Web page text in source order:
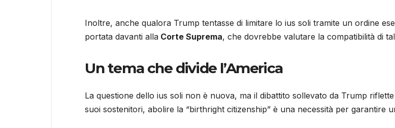
Inoltre, anche qualora Trump tentasse di limitare lo ius soli tramite un ordine
portata davanti alla Corte Suprema, che dovrebbe valutare la compatibilità di
Un tema che divide l’America
La questione dello ius soli non è nuova, ma il dibattito sollevato da Trump riflette
suoi sostenitori, abolire la “birthright citizenship” è una necessità per garantire